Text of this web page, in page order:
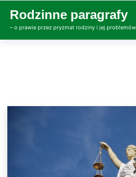
content
Rodzinne paragrafy
– o prawie przez pryzmat rodziny i jej problemów